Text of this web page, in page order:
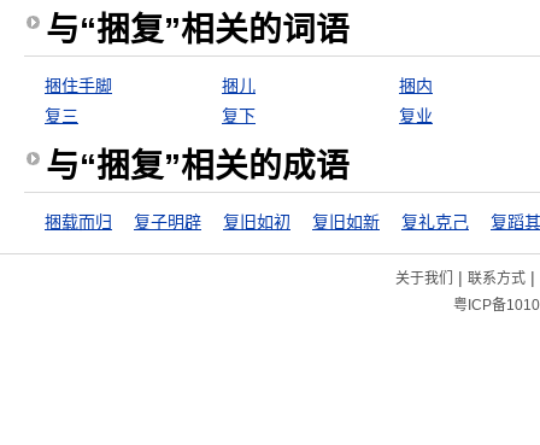
与“捆复”相关的词语
捆住手脚 捆儿
捆内
复三
复下 复业
与“捆复”相关的成语
捆载而归 复子明辟 复旧如初 复旧如新 复礼克己 复蹈
关于我们 | 联系方式|
粤ICP备